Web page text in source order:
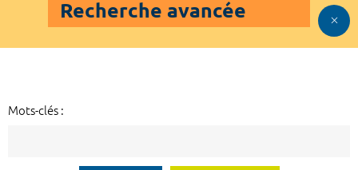
Recherche avancée
Mots-clés :